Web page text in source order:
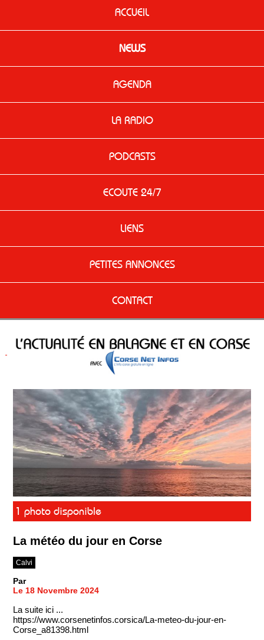
ACCUEIL
NEWS
AGENDA
LA RADIO
PODCASTS
ECOUTE 24/7
LIENS
PETITES ANNONCES
CONTACT
1 photo disponible
La météo du jour en Corse
Calvi
Par
Le 18 Novembre 2024
La suite ici ...
https://www.corsenetinfos.corsica/La-meteo-du-jour-en-
Corse_a81398.html